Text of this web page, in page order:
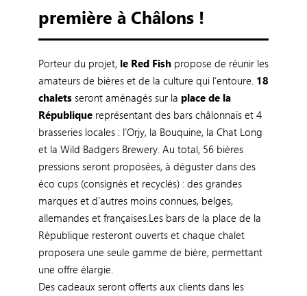
première à Châlons !
Porteur du projet, le Red Fishpropose de réunir les
amateurs de bières et de la culture qui l’entoure. 18
chaletsseront aménagés sur la place de la
Républiquereprésentant des bars châlonnais et 4
brasseries locales : l’Orjy, la Bouquine, la Chat Long
et la Wild Badgers Brewery. Au total, 56 bières
pressions seront proposées, à déguster dans des
éco cups (consignés et recyclés) : des grandes
marques et d’autres moins connues, belges,
allemandes et françaises.Les bars de la place de la
République resteront ouverts et chaque chalet
proposera une seule gamme de bière, permettant
une offre élargie.
Des cadeaux seront offerts aux clients dans les